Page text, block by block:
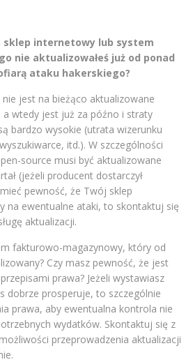
sklep internetowy lub system
nie aktualizowałeś już od ponad
ataku hakerskiego?
jest na bieżąco aktualizowane
wtedy jest już za późno i straty
bardzo wysokie (utrata wizerunku
itd.). W szczególności
source musi być aktualizowane
(jeżeli producent dostarczył
pewność, że Twój sklep
na ewentualne ataki, to skontaktuj się
aktualizacji.
fakturowo-magazynowy, który od
Czy masz pewność, że jest
prawa? Jeżeli wystawiasz
dobrze prosperuje, to szczególnie
prawa, aby ewentualna kontrola nie
wydatków. Skontaktuj się z
przeprowadzenia aktualizacji